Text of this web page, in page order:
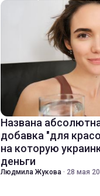
Названа
добавка "для
на которую
деньги
Людмила Жукова · 28 мая